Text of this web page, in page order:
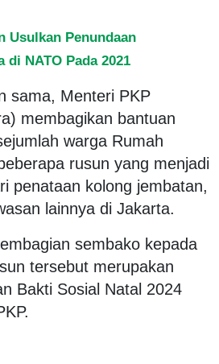
Usulkan Penundaan
di NATO Pada 2021
sama, Menteri PKP
membagikan bantuan
warga Rumah
rusun yang menjadi
penataan kolong jembatan,
lainnya di Jakarta.
sembako kepada
tersebut merupakan
Bakti Sosial Natal 2024